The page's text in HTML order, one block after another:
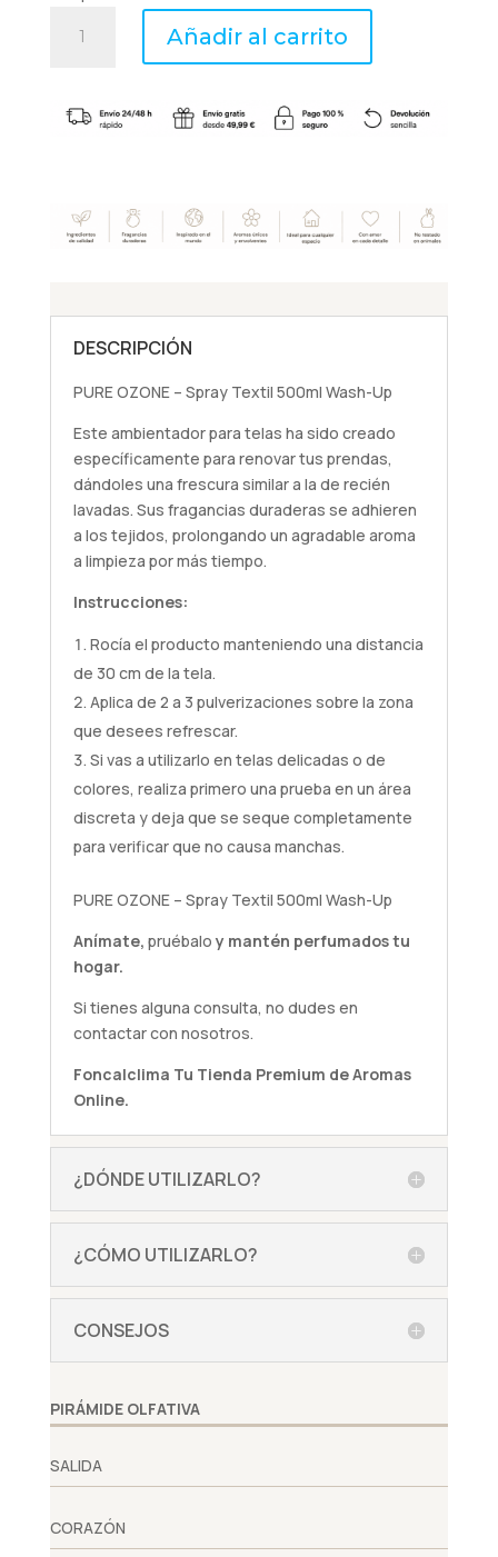
OZONE
Textil
cantidad
Añadir al carrito
DESCRIPCIÓN
PURE OZONE – Spray Textil 500ml Wash-Up
Este ambientador para telas ha sido creado
específicamente para renovar tus prendas,
dándoles una frescura similar a la de recién
lavadas. Sus fragancias duraderas se adhieren
a los tejidos, prolongando un agradable aroma
a limpieza por más tiempo.
Instrucciones:
Rocía el producto manteniendo una distancia
de 30 cm de la tela.
Aplica de 2 a 3 pulverizaciones sobre la zona
que desees refrescar.
Si vas a utilizarlo en telas delicadas o de
colores, realiza primero una prueba en un área
discreta y deja que se seque completamente
para verificar que no causa manchas.
PURE OZONE – Spray Textil 500ml Wash-Up
Anímate, pruébalo y mantén perfumados tu
hogar.
Si tienes alguna consulta, no dudes en
contactar con nosotros.
Foncalclima Tu Tienda Premium de Aromas
Online.
¿DÓNDE UTILIZARLO?
¿CÓMO UTILIZARLO?
CONSEJOS
PIRÁMIDE OLFATIVA
SALIDA
CORAZÓN